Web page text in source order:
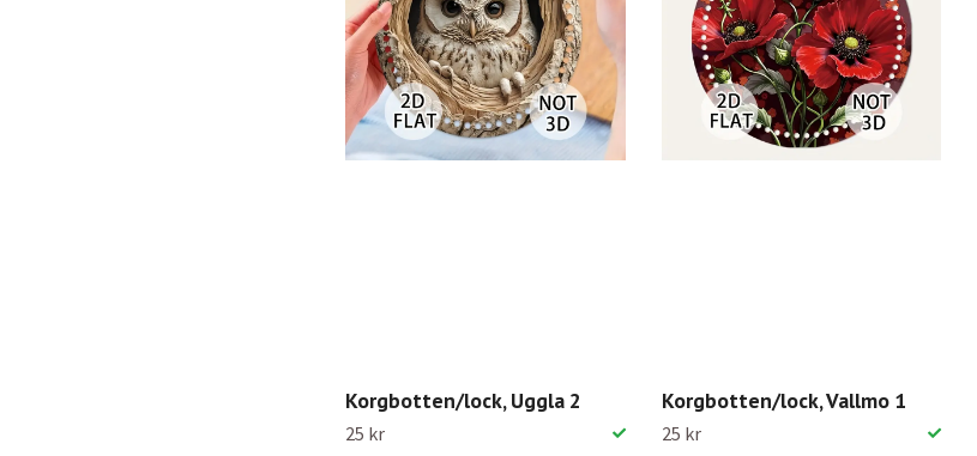
Korgbotten/lock, Uggla 2
25 kr
Korgbotten/lock, Vallmo 1
25 kr